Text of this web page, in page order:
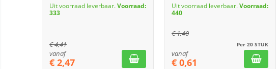
Uit voorraad leverbaar.Voorraad:
333
€4,41
vanaf
€ 2,47
Uit voorraad leverbaar.Voorraad:
440
€1,40
Per 20 STUK
vanaf
€ 0,61